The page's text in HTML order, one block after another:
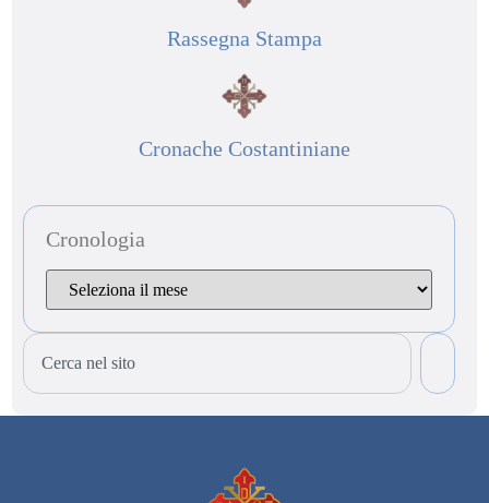
Rassegna Stampa
Cronache Costantiniane
Cronologia